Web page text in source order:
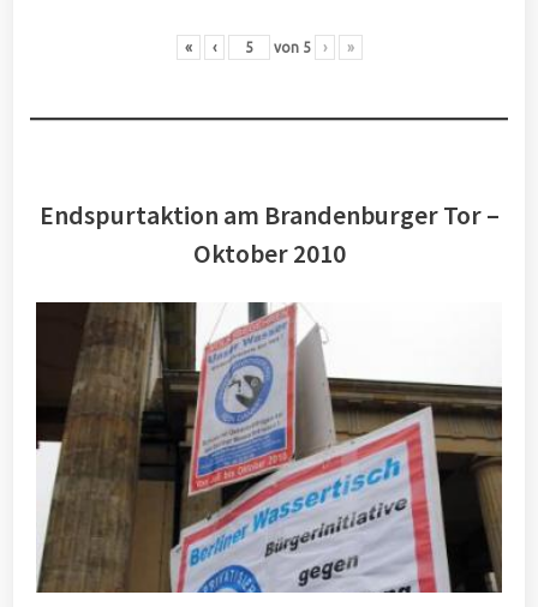
« ‹ von 5 › »
Endspurtaktion am Brandenburger Tor –
Oktober 2010